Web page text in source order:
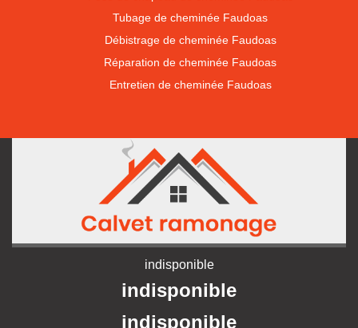
Tubage de cheminée Faudoas
Débistrage de cheminée Faudoas
Réparation de cheminée Faudoas
Entretien de cheminée Faudoas
indisponible
indisponible
indisponible